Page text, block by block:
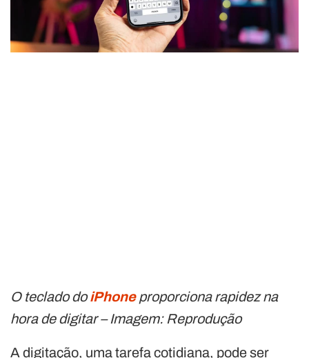
O teclado doiPhoneproporciona rapidez na
hora de digitar – Imagem: Reprodução
A digitação, uma tarefa cotidiana, pode ser